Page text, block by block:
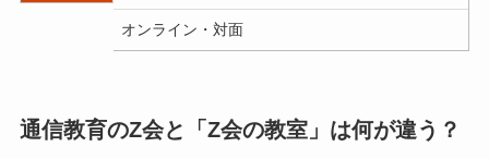
オンライン・対面
通信教育のZ会と「Z会の教室」は何が違う？